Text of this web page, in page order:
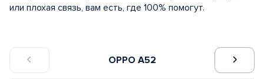
OPPO A52
или плохая связь, вам есть, где 100% помогут.